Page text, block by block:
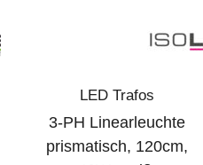
LED Trafos
3-PH Linearleuchte
prismatisch, 120cm,